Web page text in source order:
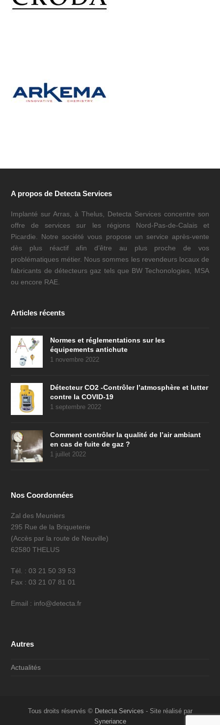
A propos de Detecta Services
Implanté sur Arras, à Thelus, Detecta Services concentre son
offre de services sur les régions Nord-Pas-de-Calais et
Picardie. Notre société vous propose un service après-vente
dès plus réactif afin d’être au plus proche de vos
problématiques métier. Nous sommes les revendeurs locaux de
fabricants de détecteurs gaz tels que BW Techonologies, MSA
ou encore RAE.
Articles récents
Normes et réglementations sur les
équipements antichute
1 novembre 2022
Détecteur CO2 -Contrôler l’atmosphère et lutter
contre la COVID-19
1 septembre 2022
Comment contrôler la qualité de l’air ambiant
en cas de fuite de gaz ?
1 juillet 2022
Nos Coordonnées
Zal des Meuniers
295 Rue de la Briqueterie
(Accès par la route de Neuville)
62580 THELUS
Tél. : 03 21 50 39 53
Fax : 03 21 07 81 01
Email : info@detecta.fr
Autres
Actualités
Tous droits réservés © Detecta Services - Site réalisé par
Syneriance